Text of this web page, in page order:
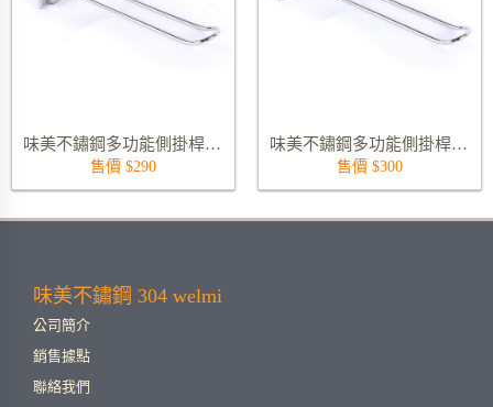
味美不鏽鋼多功能側掛桿 (不含管) 8315S-270
售價 $290
味美不鏽鋼多功能側掛桿 (不含管) 8315S-295
售價 $300
味美不鏽鋼 304 welmi
公司簡介
銷售據點
聯絡我們